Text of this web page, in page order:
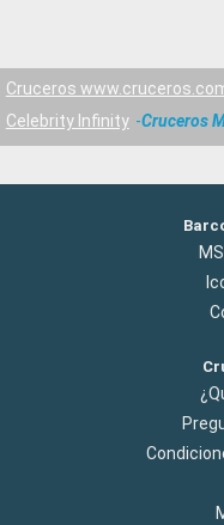
Cruceros
Celebrity Infinity
Cruceros